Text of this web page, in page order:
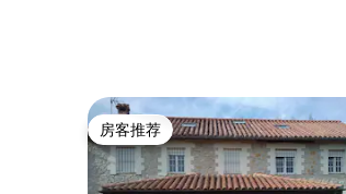
房客推荐
房客推荐